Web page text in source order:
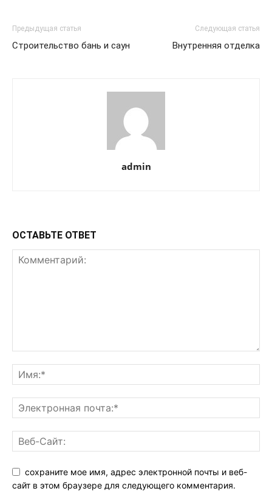
Предыдущая статья
Строительство бань и саун
Следующая статья
Внутренняя отделка
admin
ОСТАВЬТЕ ОТВЕТ
сохраните мое имя, адрес электронной почты и веб-
сайт в этом браузере для следующего комментария.